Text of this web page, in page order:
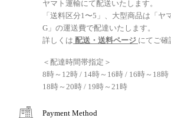
ヤマト運輸にて配送いたします。
「送料区分1〜5」、大型商品は「ヤ
G」の運送費で配達いたします。
詳しくは 配送・送料ページ にてご確
＜配達時間帯指定＞
8時～12時 / 14時～16時 / 16時～18時
18時～20時 / 19時～21時
Payment Method